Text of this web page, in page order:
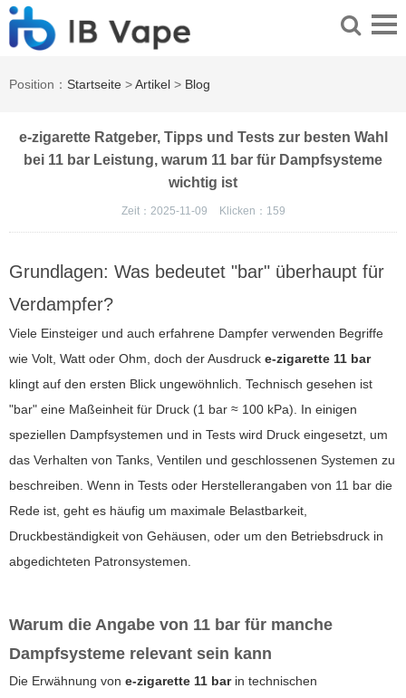
Position： Startseite >Artikel > Blog
e-zigarette Ratgeber, Tipps und Tests zur besten Wahl
bei 11 bar Leistung, warum 11 bar für Dampfsysteme
wichtig ist
Zeit：2025-11-09 Klicken： 159
Grundlagen: Was bedeutet "bar" überhaupt für
Verdampfer?
Viele Einsteiger und auch erfahrene Dampfer verwenden Begriffe
wie Volt, Watt oder Ohm, doch der Ausdruck e-zigarette 11 bar
klingt auf den ersten Blick ungewöhnlich. Technisch gesehen ist
"bar" eine Maßeinheit für Druck (1 bar ≈ 100 kPa). In einigen
speziellen Dampfsystemen und in Tests wird Druck eingesetzt, um
das Verhalten von Tanks, Ventilen und geschlossenen Systemen zu
beschreiben. Wenn in Tests oder Herstellerangaben von 11 bar die
Rede ist, geht es häufig um maximale Belastbarkeit,
Druckbeständigkeit von Gehäusen, oder um den Betriebsdruck in
abgedichteten Patronsystemen.
Warum die Angabe von 11 bar für manche
Dampfsysteme relevant sein kann
Die Erwähnung von e-zigarette 11 barin technischen